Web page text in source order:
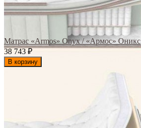
Матрас «Armos» Onyx / «Армос» Оникс
38 743 ₽
В корзину